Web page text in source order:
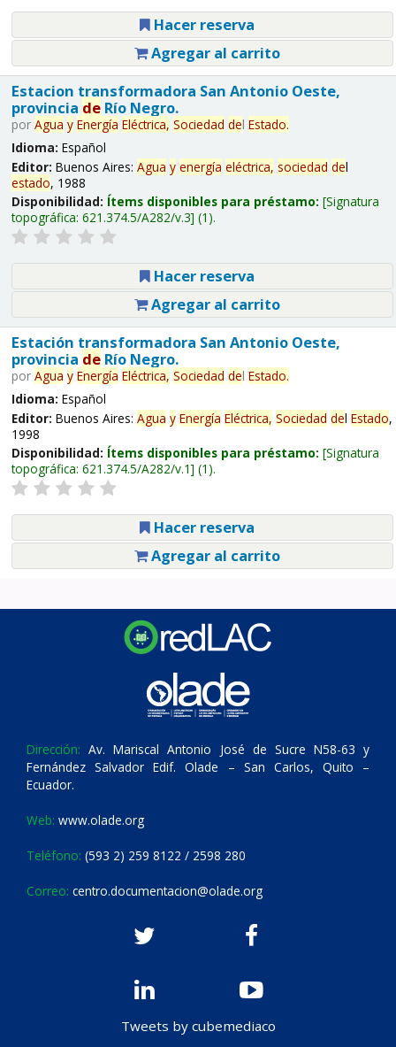
Hacer reserva
Agregar al carrito
Estacion transformadora San Antonio Oeste,
provincia deRío Negro.
por Agua y Energía Eléctrica, Sociedad del Estado.
Idioma: Español
Editor: Buenos Aires: Agua y energía eléctrica, sociedad del
estado, 1988
Disponibilidad: Ítems disponibles para préstamo: Signatura
topográfica: 621.374.5/A282/v.3 (1).
Hacer reserva
Agregar al carrito
Estación transformadora San Antonio Oeste,
provincia deRío Negro.
por Agua y Energía Eléctrica, Sociedad del Estado.
Idioma: Español
Editor: Buenos Aires: Agua y Energía Eléctrica, Sociedad del Estado,
1998
Disponibilidad: Ítems disponibles para préstamo: Signatura
topográfica: 621.374.5/A282/v.1 (1).
Hacer reserva
Agregar al carrito
Dirección: Av. Mariscal Antonio José de Sucre N58-63 y
Fernández Salvador Edif. Olade – San Carlos, Quito –
Ecuador.
Web: www.olade.org
Teléfono: (593 2) 259 8122 / 2598 280
Correo: centro.documentacion@olade.org
Tweets by cubemediaco